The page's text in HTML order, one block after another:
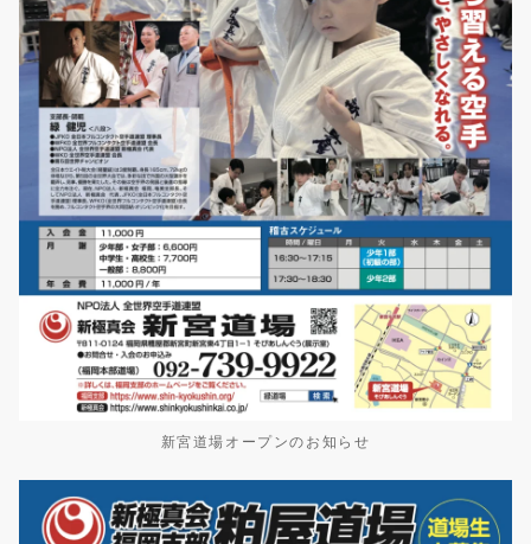
新宮道場オープンのお知らせ